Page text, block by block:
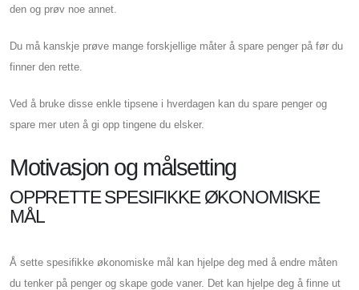
den og prøv noe annet.
Du må kanskje prøve mange forskjellige måter å spare penger på før du
finner den rette.
Ved å bruke disse enkle tipsene i hverdagen kan du spare penger og
spare mer uten å gi opp tingene du elsker.
Motivasjon og målsetting
OPPRETTE SPESIFIKKE ØKONOMISKE
MÅL
Å sette spesifikke økonomiske mål kan hjelpe deg med å endre måten
du tenker på penger og skape gode vaner. Det kan hjelpe deg å finne ut